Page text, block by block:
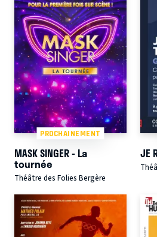
PROCHAINEMENT
MASK SINGER - La
tournée
Théâtre des Folies Bergère
JE